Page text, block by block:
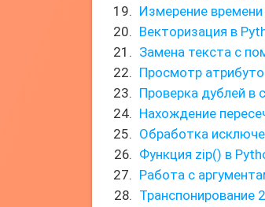
Измерение
Векторизация в
Замена текста с
Просмотр
Проверка дублей в
Нахождение
Обработка
Функция zip() в
Работа с